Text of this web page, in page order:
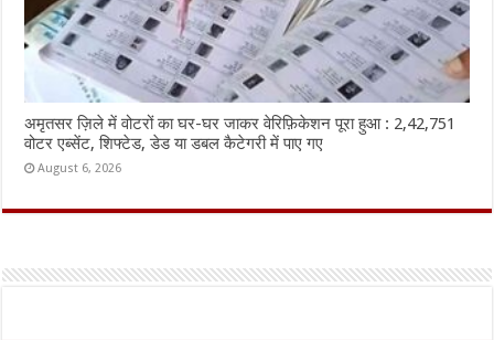
अमृतसर ज़िले में वोटरों का घर-घर जाकर वेरिफ़िकेशन पूरा हुआ : 2,42,751
वोटर एब्सेंट, शिफ्टेड, डेड या डबल कैटेगरी में पाए गए
August 6, 2026